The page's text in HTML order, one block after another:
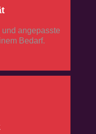
angepasste
Bedarf.